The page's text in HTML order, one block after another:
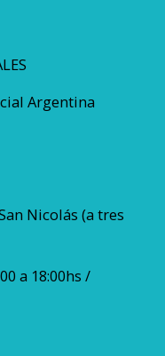
Argentina
Nicolás (a tres
a 18:00hs /